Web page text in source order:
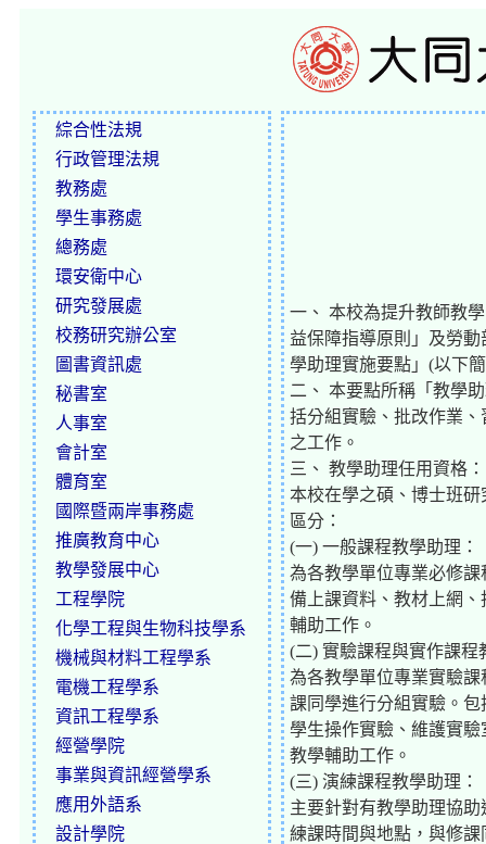
綜合性法規
行政管理法規
教務處
學生事務處
總務處
環安衛中心
研究發展處
校務研究辦公室
圖書資訊處
秘書室
人事室
會計室
體育室
國際暨兩岸事務處
推廣教育中心
教學發展中心
工程學院
化學工程與生物科技學系
機械與材料工程學系
電機工程學系
資訊工程學系
經營學院
事業與資訊經營學系
應用外語系
設計學院
一、 本校為提升教師教
益保障指導原則」及勞
學助理實施要點」(以下
二、 本要點所稱「教學
括分組實驗、批改作業
之工作。
三、 教學助理任用資格：
本校在學之碩、博士班
區分：
(一) 一般課程教學助理：
為各教學單位專業必修
備上課資料、教材上網
輔助工作。
(二) 實驗課程與實作課程
為各教學單位專業實驗
課同學進行分組實驗。
學生操作實驗、維護實
教學輔助工作。
(三) 演練課程教學助理：
主要針對有教學助理協
練課時間與地點，與修